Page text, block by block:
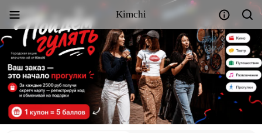
Kimchi